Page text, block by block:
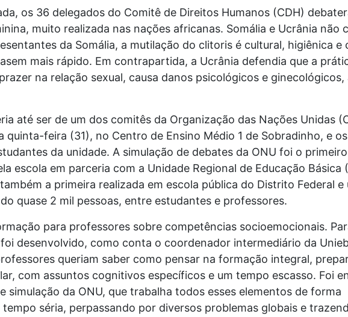
os 36 delegados do Comitê de Direitos Humanos (CDH)
muito realizada nas nações africanas. Somália e Ucrânia não
da Somália, a mutilação do clitoris é cultural, higiênica e
mais rápido. Em contrapartida, a Ucrânia defendia que a
na relação sexual, causa danos psicológicos e ginecológicos,
até ser de um dos comitês da Organização das Nações Unidas
quinta-feira (31), no Centro de Ensino Médio 1 de Sobradinho, e
da unidade. A simulação de debates da ONU foi o primeiro
escola em parceria com a Unidade Regional de Educação Básica
a primeira realizada em escola pública do Distrito Federal e
quase 2 mil pessoas, entre estudantes e professores.
para professores sobre competências socioemocionais.
desenvolvido, como conta o coordenador intermediário da
queriam saber como pensar na formação integral,
com assuntos cognitivos específicos e um tempo escasso. Foi
simulação da ONU, que trabalha todos esses elementos de forma
séria, perpassando por diversos problemas globais e